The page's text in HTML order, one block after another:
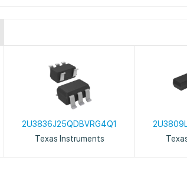
2U3836J25QDBVRG4Q1
Texas Instruments